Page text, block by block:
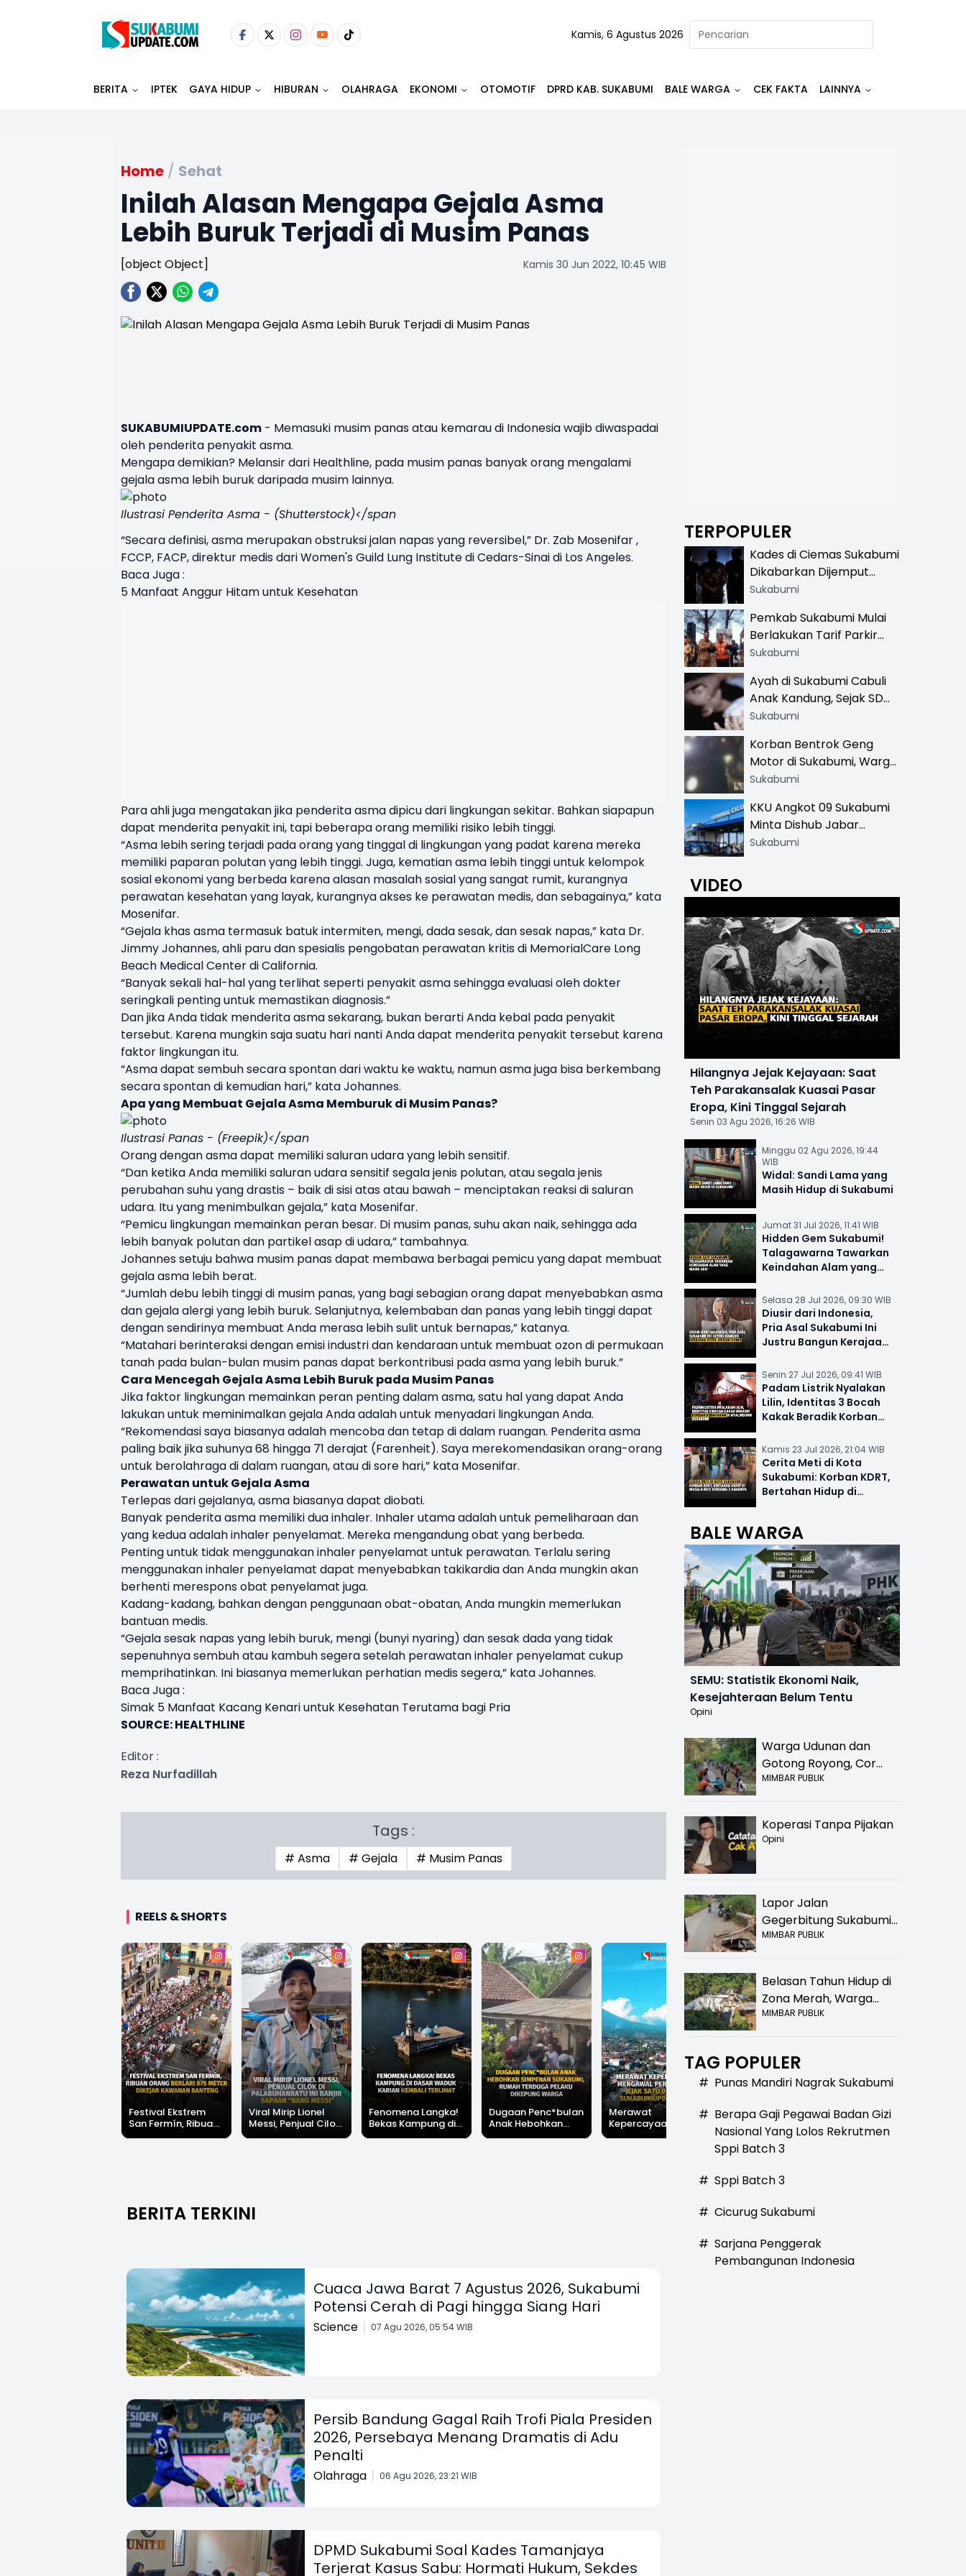
Kamis, 6 Agustus 2026
BERITA IPTEK GAYA HIDUP HIBURAN OLAHRAGA EKONOMI OTOMOTIF DPRD KAB. SUKABUMI BALE WARGA CEK FAKTA LAINNYA
Home / Sehat
Inilah Alasan Mengapa Gejala Asma
Lebih Buruk Terjadi di Musim Panas
[object Object] Kamis 30 Jun 2022, 10:45 WIB
SUKABUMIUPDATE.com - Memasuki musim panas atau kemarau di Indonesia wajib diwaspadai
oleh penderita penyakit asma.
Mengapa demikian? Melansir dari Healthline, pada musim panas banyak orang mengalami
gejala asma lebih buruk daripada musim lainnya.
Ilustrasi Penderita Asma - (Shutterstock)</span
“Secara definisi, asma merupakan obstruksi jalan napas yang reversibel,” Dr. Zab Mosenifar ,
FCCP, FACP, direktur medis dari Women's Guild Lung Institute di Cedars-Sinai di Los Angeles.
Baca Juga :
5 Manfaat Anggur Hitam untuk Kesehatan
Para ahli juga mengatakan jika penderita asma dipicu dari lingkungan sekitar. Bahkan siapapun
dapat menderita penyakit ini, tapi beberapa orang memiliki risiko lebih tinggi.
“Asma lebih sering terjadi pada orang yang tinggal di lingkungan yang padat karena mereka
memiliki paparan polutan yang lebih tinggi. Juga, kematian asma lebih tinggi untuk kelompok
sosial ekonomi yang berbeda karena alasan masalah sosial yang sangat rumit, kurangnya
perawatan kesehatan yang layak, kurangnya akses ke perawatan medis, dan sebagainya,” kata
Mosenifar.
“Gejala khas asma termasuk batuk intermiten, mengi, dada sesak, dan sesak napas,” kata Dr.
Jimmy Johannes, ahli paru dan spesialis pengobatan perawatan kritis di MemorialCare Long
Beach Medical Center di California.
“Banyak sekali hal-hal yang terlihat seperti penyakit asma sehingga evaluasi oleh dokter
seringkali penting untuk memastikan diagnosis.”
Dan jika Anda tidak menderita asma sekarang, bukan berarti Anda kebal pada penyakit
tersebut. Karena mungkin saja suatu hari nanti Anda dapat menderita penyakit tersebut karena
faktor lingkungan itu.
“Asma dapat sembuh secara spontan dari waktu ke waktu, namun asma juga bisa berkembang
secara spontan di kemudian hari,” kata Johannes.
Apa yang Membuat Gejala Asma Memburuk di Musim Panas?
Ilustrasi Panas - (Freepik)</span
Orang dengan asma dapat memiliki saluran udara yang lebih sensitif.
“Dan ketika Anda memiliki saluran udara sensitif segala jenis polutan, atau segala jenis
perubahan suhu yang drastis – baik di sisi atas atau bawah – menciptakan reaksi di saluran
udara. Itu yang menimbulkan gejala,” kata Mosenifar.
“Pemicu lingkungan memainkan peran besar. Di musim panas, suhu akan naik, sehingga ada
lebih banyak polutan dan partikel asap di udara,” tambahnya.
Johannes setuju bahwa musim panas dapat membawa berbagai pemicu yang dapat membuat
gejala asma lebih berat.
“Jumlah debu lebih tinggi di musim panas, yang bagi sebagian orang dapat menyebabkan asma
dan gejala alergi yang lebih buruk. Selanjutnya, kelembaban dan panas yang lebih tinggi dapat
dengan sendirinya membuat Anda merasa lebih sulit untuk bernapas,” katanya.
“Matahari berinteraksi dengan emisi industri dan kendaraan untuk membuat ozon di permukaan
tanah pada bulan-bulan musim panas dapat berkontribusi pada asma yang lebih buruk.”
Cara Mencegah Gejala Asma Lebih Buruk pada Musim Panas
Jika faktor lingkungan memainkan peran penting dalam asma, satu hal yang dapat Anda
lakukan untuk meminimalkan gejala Anda adalah untuk menyadari lingkungan Anda.
“Rekomendasi saya biasanya adalah mencoba dan tetap di dalam ruangan. Penderita asma
paling baik jika suhunya 68 hingga 71 derajat (Farenheit). Saya merekomendasikan orang-orang
untuk berolahraga di dalam ruangan, atau di sore hari,” kata Mosenifar.
Perawatan untuk Gejala Asma
Terlepas dari gejalanya, asma biasanya dapat diobati.
Banyak penderita asma memiliki dua inhaler. Inhaler utama adalah untuk pemeliharaan dan
yang kedua adalah inhaler penyelamat. Mereka mengandung obat yang berbeda.
Penting untuk tidak menggunakan inhaler penyelamat untuk perawatan. Terlalu sering
menggunakan inhaler penyelamat dapat menyebabkan takikardia dan Anda mungkin akan
berhenti merespons obat penyelamat juga.
Kadang-kadang, bahkan dengan penggunaan obat-obatan, Anda mungkin memerlukan
bantuan medis.
“Gejala sesak napas yang lebih buruk, mengi (bunyi nyaring) dan sesak dada yang tidak
sepenuhnya sembuh atau kambuh segera setelah perawatan inhaler penyelamat cukup
memprihatinkan. Ini biasanya memerlukan perhatian medis segera,” kata Johannes.
Baca Juga :
Simak 5 Manfaat Kacang Kenari untuk Kesehatan Terutama bagi Pria
SOURCE: HEALTHLINE
Editor :
Reza Nurfadillah
Tags :
# Asma # Gejala # Musim Panas
REELS & SHORTS
Festival Ekstrem
San Fermín, Ribuan
Orang Berlari 875
Viral Mirip Lionel
Messi, Penjual Cilok
di Palabuhanratu Ini
Fenomena Langka!
Bekas Kampung di
Dasar Waduk Karian
Dugaan Penc*bulan
Anak Hebohkan
Simpenan
Merawat
Kepercayaan,
Mengawal
Hilangnya Jejak
Kejayaan: Saat Teh
Parakansalak
Kuasai Pasar Eropa,
Kini Tinggal Sejarah
Widal: Sandi Lama
Sukabumi
BERITA TERKINI
Cuaca Jawa Barat 7 Agustus 2026, Sukabumi
Potensi Cerah di Pagi hingga Siang Hari
Science 07 Agu 2026, 05:54 WIB
Persib Bandung Gagal Raih Trofi Piala Presiden
2026, Persebaya Menang Dramatis di Adu
Penalti
Olahraga 06 Agu 2026, 23:21 WIB
DPMD Sukabumi Soal Kades Tamanjaya
Terjerat Kasus Sabu: Hormati Hukum, Sekdes
TERPOPULER
Kades di Ciemas Sukabumi
Dikabarkan Dijemput
Satnarkoba, Polisi
Sukabumi
Pemkab Sukabumi Mulai
Berlakukan Tarif Parkir
Resmi di 13 Lokasi Wisata,
Khusus
Sukabumi
Ayah di Sukabumi Cabuli
Anak Kandung, Sejak SD
Hingga SMA
Sukabumi
Korban Bentrok Geng
Motor di Sukabumi, Warga
dan Sopir Tangki
Sukabumi
KKU Angkot 09 Sukabumi
Minta Dishub Jabar
Tertibkan Trayek Ciawi-
Sukabumi
VIDEO
Hilangnya Jejak Kejayaan: Saat
Teh Parakansalak Kuasai Pasar
Eropa, Kini Tinggal Sejarah
Senin 03 Agu 2026, 16:26 WIB
Minggu 02 Agu 2026, 19:44
WIB
Widal: Sandi Lama yang
Masih Hidup di Sukabumi
Jumat 31 Jul 2026, 11:41 WIB
Hidden Gem Sukabumi!
Talagawarna Tawarkan
Keindahan Alam yang
Selasa 28 Jul 2026, 09:30 WIB
Diusir dari Indonesia,
Pria Asal Sukabumi Ini
Justru Bangun Kerajaan
Senin 27 Jul 2026, 09:41 WIB
Padam Listrik Nyalakan
Lilin, Identitas 3 Bocah
Kakak Beradik Korban
Kamis 23 Jul 2026, 21:04 WIB
Cerita Meti di Kota
Sukabumi: Korban KDRT,
Bertahan Hidup di
BALE WARGA
SEMU: Statistik Ekonomi Naik,
Kesejahteraan Belum Tentu
Opini
Warga Udunan dan
Gotong Royong, Cor
Jalan Hancur di
MIMBAR PUBLIK
Koperasi Tanpa Pijakan
Opini
Lapor Jalan
Gegerbitung Sukabumi
Bolong! Bahaya Bagi
MIMBAR PUBLIK
Belasan Tahun Hidup di
Zona Merah, Warga
Kampung Nangewer
Relokasi
MIMBAR PUBLIK
TAG POPULER
# Punas Mandiri Nagrak Sukabumi
# Berapa Gaji Pegawai Badan Gizi
Nasional Yang Lolos Rekrutmen
Sppi Batch 3
# Sppi Batch 3
# Cicurug Sukabumi
# Sarjana Penggerak
Pembangunan Indonesia